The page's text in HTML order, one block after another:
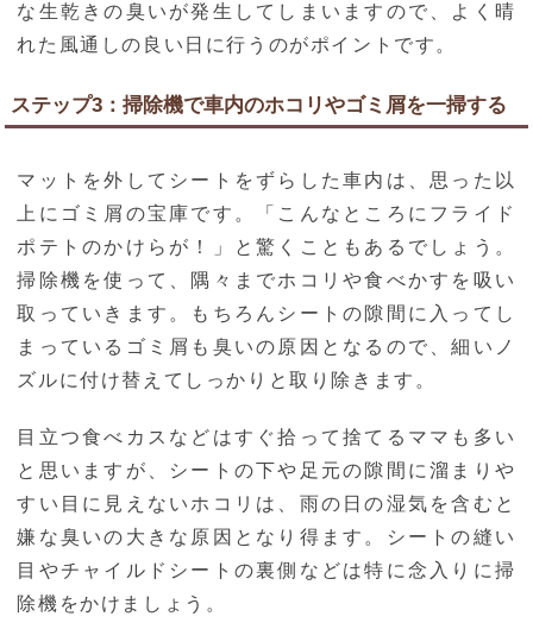
な生乾きの臭いが発生してしまいますので、よく晴
れた風通しの良い日に行うのがポイントです。
ステップ3：掃除機で車内のホコリやゴミ屑を一掃する
マットを外してシートをずらした車内は、思った以
上にゴミ屑の宝庫です。「こんなところにフライド
ポテトのかけらが！」と驚くこともあるでしょう。
掃除機を使って、隅々までホコリや食べかすを吸い
取っていきます。もちろんシートの隙間に入ってし
まっているゴミ屑も臭いの原因となるので、細いノ
ズルに付け替えてしっかりと取り除きます。
目立つ食べカスなどはすぐ拾って捨てるママも多い
と思いますが、シートの下や足元の隙間に溜まりや
すい目に見えないホコリは、雨の日の湿気を含むと
嫌な臭いの大きな原因となり得ます。シートの縫い
目やチャイルドシートの裏側などは特に念入りに掃
除機をかけましょう。